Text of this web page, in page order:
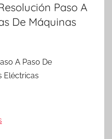
Paso A
De Máquinas